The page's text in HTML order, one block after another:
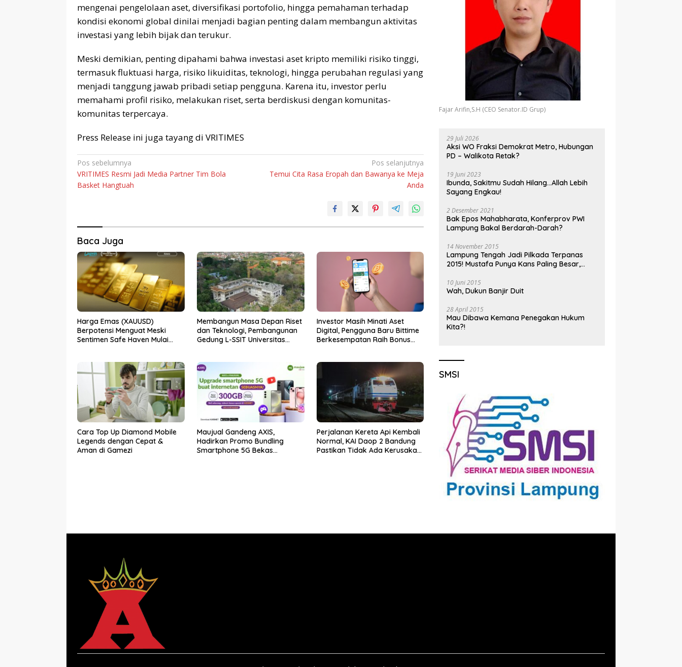
mengenai pengelolaan aset, diversifikasi portofolio, hingga pemahaman terhadap
kondisi ekonomi global dinilai menjadi bagian penting dalam membangun aktivitas
investasi yang lebih bijak dan terukur.
Meski demikian, penting dipahami bahwa investasi aset kripto memiliki risiko tinggi,
termasuk fluktuasi harga, risiko likuiditas, teknologi, hingga perubahan regulasi yang
menjadi tanggung jawab pribadi setiap pengguna. Karena itu, investor perlu
memahami profil risiko, melakukan riset, serta berdiskusi dengan komunitas-
komunitas terpercaya.
Press Release ini juga tayang di VRITIMES
Navigasi
pos
Pos sebelumnya
VRITIMES Resmi Jadi Media Partner Tim Bola
Basket Hangtuah
Pos selanjutnya
Temui Cita Rasa Eropah dan Bawanya ke Meja
Anda
Baca Juga
Harga Emas (XAUUSD)
Berpotensi Menguat Meski
Sentimen Safe Haven Mulai
Membangun Masa Depan Riset
dan Teknologi, Pembangunan
Gedung L-SSIT Universitas
Investor Masih Minati Aset
Digital, Pengguna Baru Bittime
Berkesempatan Raih Bonus
Cara Top Up Diamond Mobile
Legends dengan Cepat &
Aman di Gamezi
Maujual Gandeng AXIS,
Hadirkan Promo Bundling
Smartphone 5G Bekas
Perjalanan Kereta Api Kembali
Normal, KAI Daop 2 Bandung
Pastikan Tidak Ada Kerusakan
Fajar Arifin,S.H (CEO Senator.ID Grup)
29 Juli 2026
Aksi WO Fraksi Demokrat Metro, Hubungan
PD – Walikota Retak?
19 Juni 2023
Ibunda, Sakitmu Sudah Hilang…Allah Lebih
Sayang Engkau!
2 Desember 2021
Bak Epos Mahabharata, Konferprov PWI
Lampung Bakal Berdarah-Darah?
14 November 2015
Lampung Tengah Jadi Pilkada Terpanas
2015! Mustafa Punya Kans Paling Besar,
10 Juni 2015
Wah, Dukun Banjir Duit
28 April 2015
Mau Dibawa Kemana Penegakan Hukum
Kita?!
SMSI